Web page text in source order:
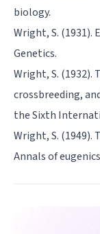
biology.
Wright, S.
Genetics.
Wright, S.
crossbreeding,
the Sixth
Wright, S.
Annals of